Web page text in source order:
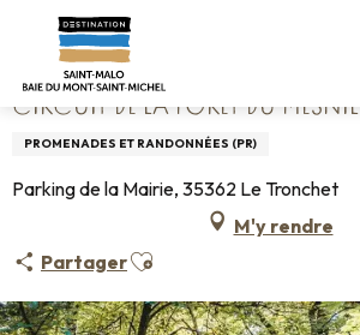
contenu
principal
Accueil Circuit de la Forêt du Mesnil
CIRCUIT DE LA FORÊT DU MESNIL
PROMENADES ET RANDONNÉES (PR)
Parking de la Mairie, 35362 Le Tronchet
M'y rendre
PartagerAjouter aux favoris